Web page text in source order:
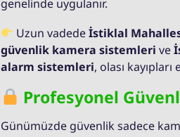
genelinde uygulanır.
Uzun vadedeİstiklal
güvenlik kamera sistemleri ve
alarm sistemleri, olası
Profesyonel
Günümüzde güvenlik sadece